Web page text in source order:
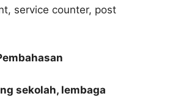
service counter, post
sekolah, lembaga